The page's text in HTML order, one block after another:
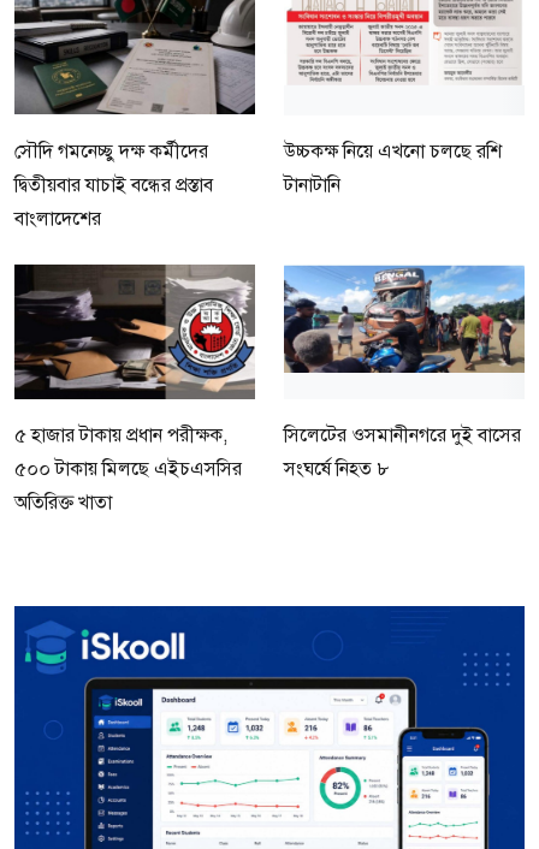
সৌদি গমনেচ্ছু দক্ষ কর্মীদের
দ্বিতীয়বার যাচাই বন্ধের প্রস্তাব
বাংলাদেশের
উচ্চকক্ষ নিয়ে এখনো চলছে রশি
টানাটানি
৫ হাজার টাকায় প্রধান পরীক্ষক,
৫০০ টাকায় মিলছে এইচএসসির
অতিরিক্ত খাতা
সিলেটের ওসমানীনগরে দুই বাসের
সংঘর্ষে নিহত ৮